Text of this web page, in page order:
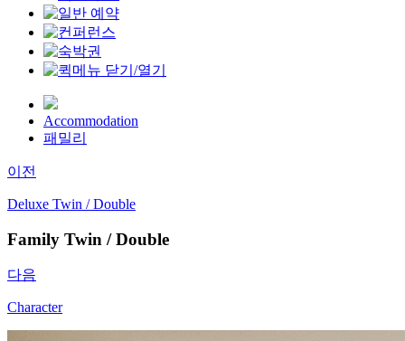
Accommodation
패밀리
이전
Deluxe Twin / Double
Family Twin / Double
다음
Character